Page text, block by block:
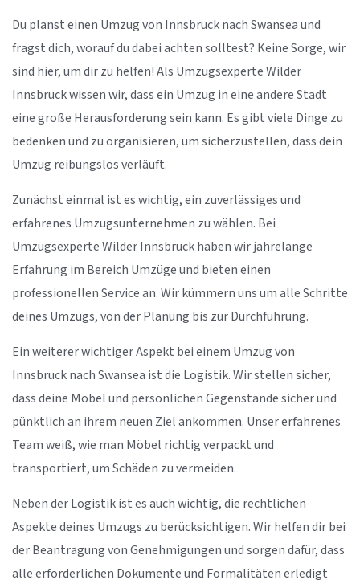
Du planst einen Umzug von Innsbruck nach Swansea und
fragst dich, worauf du dabei achten solltest? Keine Sorge, wir
sind hier, um dir zu helfen! Als Umzugsexperte Wilder
Innsbruck wissen wir, dass ein Umzug in eine andere Stadt
eine große Herausforderung sein kann. Es gibt viele Dinge zu
bedenken und zu organisieren, um sicherzustellen, dass dein
Umzug reibungslos verläuft.
Zunächst einmal ist es wichtig, ein zuverlässiges und
erfahrenes Umzugsunternehmen zu wählen. Bei
Umzugsexperte Wilder Innsbruck haben wir jahrelange
Erfahrung im Bereich Umzüge und bieten einen
professionellen Service an. Wir kümmern uns um alle Schritte
deines Umzugs, von der Planung bis zur Durchführung.
Ein weiterer wichtiger Aspekt bei einem Umzug von
Innsbruck nach Swansea ist die Logistik. Wir stellen sicher,
dass deine Möbel und persönlichen Gegenstände sicher und
pünktlich an ihrem neuen Ziel ankommen. Unser erfahrenes
Team weiß, wie man Möbel richtig verpackt und
transportiert, um Schäden zu vermeiden.
Neben der Logistik ist es auch wichtig, die rechtlichen
Aspekte deines Umzugs zu berücksichtigen. Wir helfen dir bei
der Beantragung von Genehmigungen und sorgen dafür, dass
alle erforderlichen Dokumente und Formalitäten erledigt